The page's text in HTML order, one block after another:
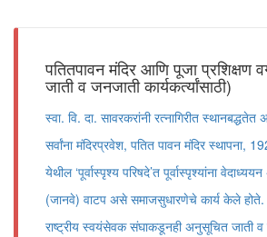
पतितपावन मंदिर आणि पूजा प्रशिक्षण
जाती व जनजाती कार्यकर्त्यांसाठी)
स्वा. वि. दा. सावरकरांनी रत्नागिरीत स्थानबद्धतेत
सर्वांना मंदिरप्रवेश, पतित पावन मंदिर स्थापना,
येथील ‘पूर्वास्पृश्य परिषदे’त पूर्वास्पृश्यांना
(जानवे) वाटप असे समाजसुधारणेचे कार्य केले
राष्ट्रीय स्वयंसेवक संघाकडूनही अनुसूचित जाती व